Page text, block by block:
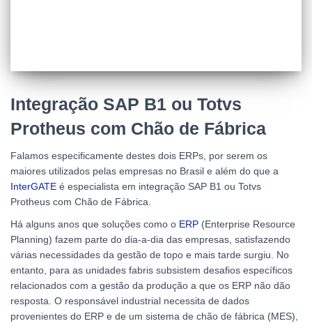
Integração SAP B1 ou Totvs
Protheus com Chão de Fábrica
Falamos especificamente destes dois ERPs, por serem os
maiores utilizados pelas empresas no Brasil e além do que a
InterGATE é especialista em integração SAP B1 ou Totvs
Protheus com Chão de Fábrica.
Há alguns anos que soluções como o ERP (Enterprise Resource
Planning) fazem parte do dia-a-dia das empresas, satisfazendo
várias necessidades da gestão de topo e mais tarde surgiu. No
entanto, para as unidades fabris subsistem desafios específicos
relacionados com a gestão da produção a que os ERP não dão
resposta. O responsável industrial necessita de dados
provenientes do ERP e de um sistema de chão de fábrica (MES),